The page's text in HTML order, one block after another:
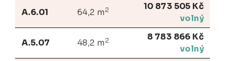
A.6.01 64,2 m 2
10 873 505 Kč
volný
A.5.07 48,2 m 2
8 783 866 Kč
volný